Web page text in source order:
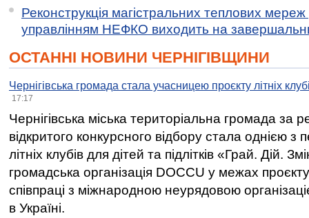
Реконструкція магістральних теплових мереж
управлінням НЕФКО виходить на
ОСТАННІ НОВИНИ ЧЕРНІГІВЩИНИ
Чернігівська громада стала учасницею проєкту літніх
17:17
Чернігівська міська територіальна громада за
відкритого конкурсного відбору стала однією
літніх клубів для дітей та підлітків «Грай. Дій.
громадська організація DOCCU у межах
співпраці з міжнародною неурядовою
в Україні.